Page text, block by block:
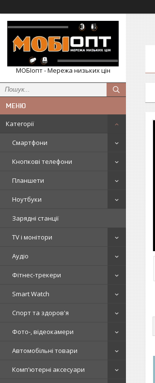
МОБІопт - Мережа низьких цін
Категорії
Смартфони
Кнопкові телефони
Планшети
Ноутбуки
Зарядні станції
TV і монітори
Аудіо
Фітнес-трекери
Smart Watch
Спорт та здоров'я
Фото-, відеокамери
Автомобільні товари
Комп'ютерні аксесуари